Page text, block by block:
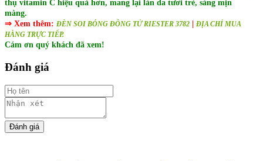
thụ vitamin C hiệu quả hơn, mang lại làn da tươi trẻ, sáng mịn
màng.
⇒ Xem thêm: ĐÈN SOI BÓNG ĐỒNG TỬ RIESTER 3782
ĐỊA CHỈ MUA
HÀNG TRỰC TIẾP.
Cám ơn quý khách đã xem!
Đánh giá